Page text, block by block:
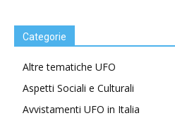
Categorie
Altre tematiche UFO
Aspetti Sociali e Culturali
Avvistamenti UFO in Italia